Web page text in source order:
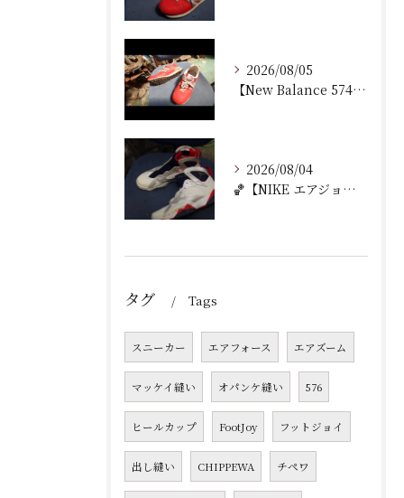
2026/08/05
【New Balance 574 修理｜ウェッジヒール加水分...
2026/08/04
🏀【NIKE エアジョーダン7 加水分解修理｜ミッドソール交...
タグ Tags
スニーカー エアフォース エアズーム
マッケイ縫い オパンケ縫い 576
ヒールカップ FootJoy フットジョイ
出し縫い CHIPPEWA チペワ